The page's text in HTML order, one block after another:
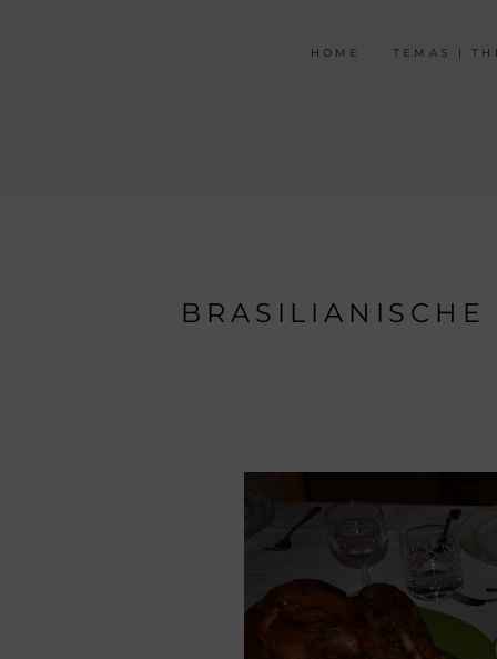
HOME TEMAS |